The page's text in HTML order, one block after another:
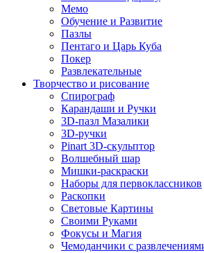
Мемо
Обучение и Развитие
Пазлы
Пентаго и Царь Куба
Покер
Развлекательные
Творчество и рисование
Спирограф
Карандаши и Ручки
3D-пазл Мазалики
3D-ручки
Pinart 3D-скульптор
Волшебный шар
Мишки-раскраски
Наборы для первоклассников
Раскопки
Световые Картины
Своими Руками
Фокусы и Магия
Чемоданчики с